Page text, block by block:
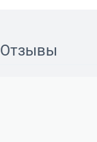
Отзывы